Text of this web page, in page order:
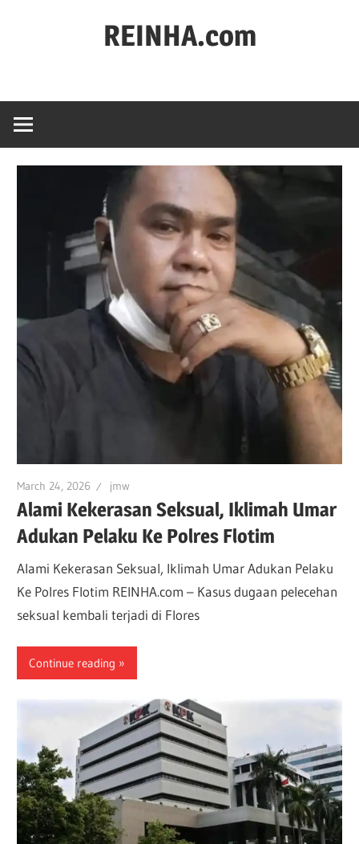
REINHA.com
March 24, 2026 jmw
Alami Kekerasan Seksual, Iklimah Umar
Adukan Pelaku Ke Polres Flotim
Alami Kekerasan Seksual, Iklimah Umar Adukan Pelaku
Ke Polres Flotim REINHA.com – Kasus dugaan pelecehan
seksual kembali terjadi di Flores
Continue reading